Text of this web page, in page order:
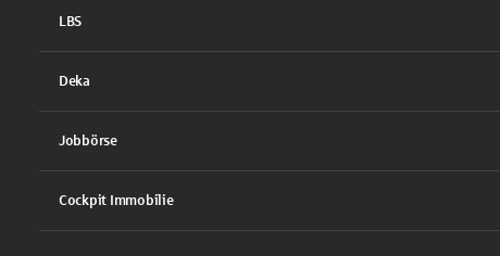
LBS
Deka
Jobbörse
Cockpit Immobilie